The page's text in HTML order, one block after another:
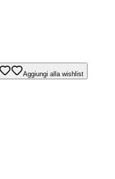
Aggiungi alla wishlist